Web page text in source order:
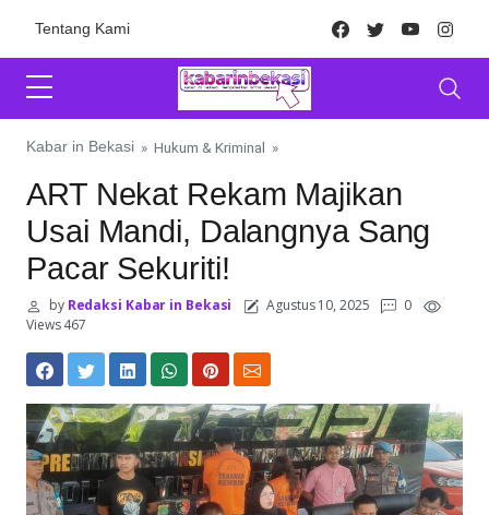
Tentang Kami Facebook
TwitterYoutube
Kabar in Bekasi » Hukum & Kriminal »
ART Nekat Rekam Majikan
Usai Mandi, Dalangnya Sang
Pacar Sekuriti!
byRedaksi Kabar in Bekasi Agustus 10, 2025
0
Views 467